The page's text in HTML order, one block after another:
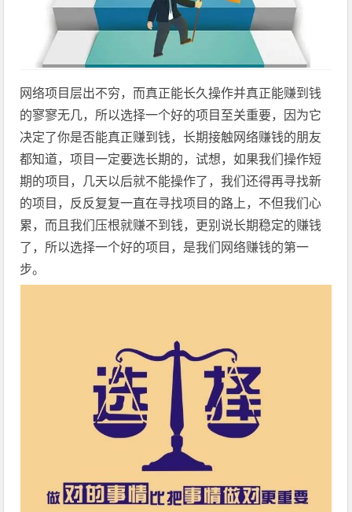
网络项目层出不穷，而真正能长久操作并真正能赚到钱
的寥寥无几，所以选择一个好的项目至关重要，因为它
决定了你是否能真正赚到钱，长期接触网络赚钱的朋友
都知道，项目一定要选长期的，试想，如果我们操作短
期的项目，几天以后就不能操作了，我们还得再寻找新
的项目，反反复复一直在寻找项目的路上，不但我们心
累，而且我们压根就赚不到钱，更别说长期稳定的赚钱
了，所以选择一个好的项目，是我们网络赚钱的第一
步。